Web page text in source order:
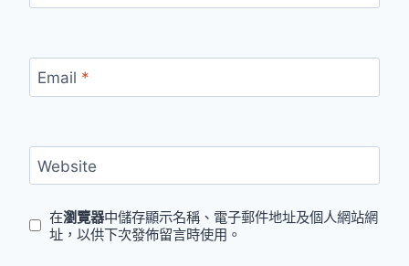
Email *
Website
在瀏覽器中儲存顯示名稱、電子郵件地址及個人網站網
址，以供下次發佈留言時使用。